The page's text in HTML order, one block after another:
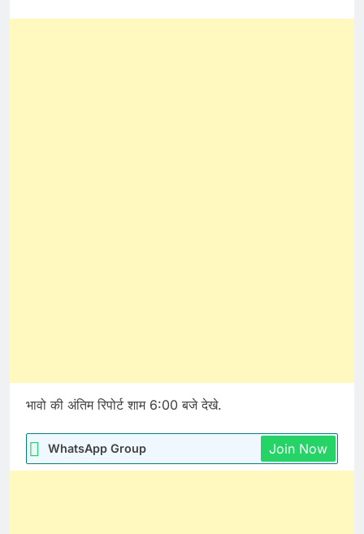
भावो की अंतिम रिपोर्ट शाम 6:00 बजे देखे.
WhatsApp Group Join Now